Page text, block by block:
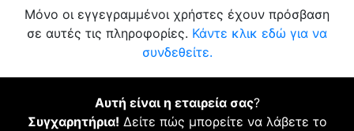
Μόνο οι εγγεγραμμένοι χρήστες έχουν πρόσβαση
σε αυτές τις πληροφορίες. Κάντε κλικ εδώ για να
συνδεθείτε.
Αυτή είναι η εταιρεία σας?
Συγχαρητήρια! Δείτε πώς μπορείτε να λάβετε το